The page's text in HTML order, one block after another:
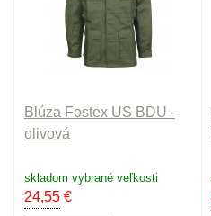
Blúza Fostex US BDU -
olivová
skladom vybrané veľkosti
24,55 €